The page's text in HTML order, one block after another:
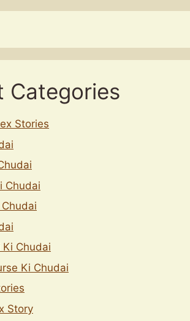
Categories
Stories
Chudai
Ki Chudai
Ki Chudai
Story